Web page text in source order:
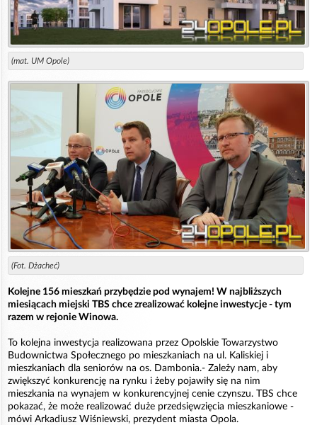
(mat. UM Opole)
(Fot. Dżacheć)
Kolejne 156 mieszkań przybędzie pod wynajem! W najbliższych
miesiącach miejski TBS chce zrealizować kolejne inwestycje - tym
razem w rejonie Winowa.
To kolejna inwestycja realizowana przez Opolskie Towarzystwo
Budownictwa Społecznego po mieszkaniach na ul. Kaliskiej i
mieszkaniach dla seniorów na os. Dambonia.- Zależy nam, aby
zwiększyć konkurencję na rynku i żeby pojawiły się na nim
mieszkania na wynajem w konkurencyjnej cenie czynszu. TBS chce
pokazać, że może realizować duże przedsięwzięcia mieszkaniowe -
mówi Arkadiusz Wiśniewski, prezydent miasta Opola.